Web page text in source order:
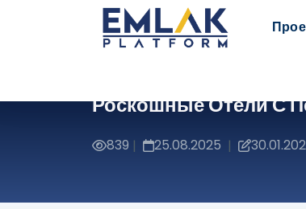
Роскошные Отели С
839 | 25.08.2025 |